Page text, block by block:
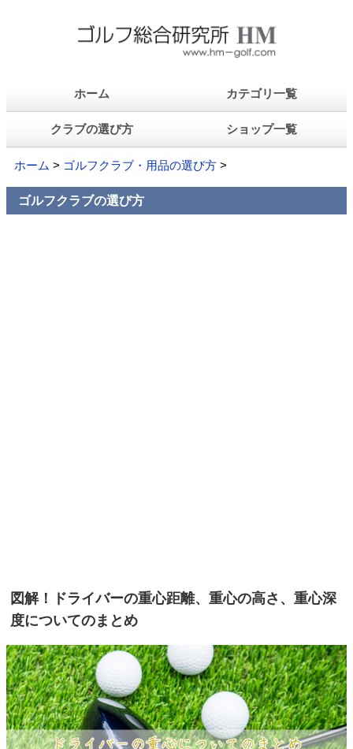
ホーム カテゴリ一覧
クラブの選び方 ショップ一覧
ホーム > ゴルフクラブ・用品の選び方 >
ゴルフクラブの選び方
図解！ドライバーの重心距離、重心の高さ、重心深
度についてのまとめ